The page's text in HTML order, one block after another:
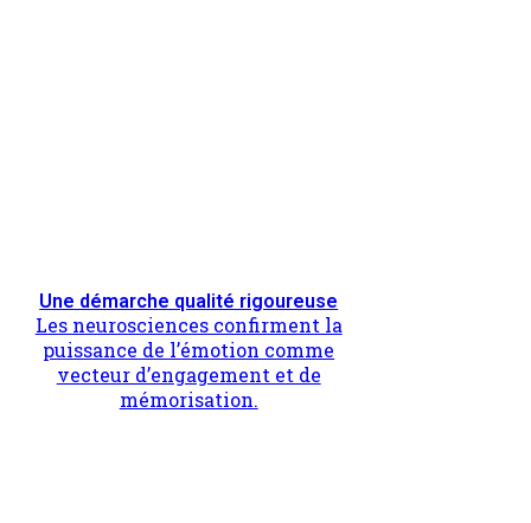
Une démarche qualité rigoureuse
Les neurosciences confirment la
puissance de l’émotion comme
vecteur d’engagement et de
mémorisation.